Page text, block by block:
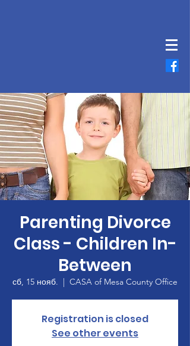
Parenting Divorce
Class - Children In-
Between
сб, 15 нояб.
  |
CASA of Mesa County Office
Registration is closed
See other events